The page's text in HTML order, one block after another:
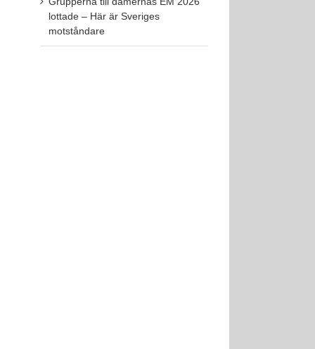
lottade – Här är Sveriges
motståndare